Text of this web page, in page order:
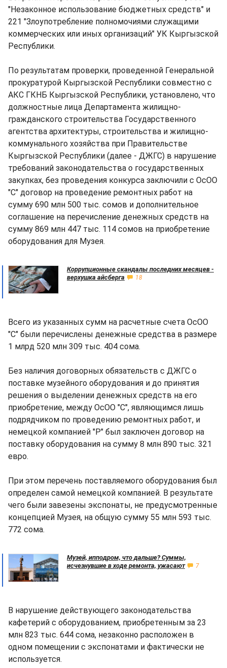
"Незаконное использование бюджетных средств" и
221 "Злоупотребление полномочиями служащими
коммерческих или иных организаций" УК Кыргызской
Республики.
По результатам проверки, проведенной Генеральной
прокуратурой Кыргызской Республики совместно с
АКС ГКНБ Кыргызской Республики, установлено, что
должностные лица Департамента жилищно-
гражданского строительства Государственного
агентства архитектуры, строительства и жилищно-
коммунального хозяйства при Правительстве
Кыргызской Республики (далее - ДЖГС) в нарушение
требований законодательства о государственных
закупках, без проведения конкурса заключили с ОсОО
"С" договор на проведение ремонтных работ на
сумму 690 млн 500 тыс. сомов и дополнительное
соглашение на перечисление денежных средств на
сумму 869 млн 447 тыс. 114 сомов на приобретение
оборудования для Музея.
Коррупционные скандалы последних месяцев -
верхушка айсберга
18
Всего из указанных сумм на расчетные счета ОсОО
"С" были перечислены денежные средства в размере
1 млрд 520 млн 309 тыс. 404 сома.
Без наличия договорных обязательств с ДЖГС о
поставке музейного оборудования и до принятия
решения о выделении денежных средств на его
приобретение, между ОсОО "С", являющимся лишь
подрядчиком по проведению ремонтных работ, и
немецкой компанией "Р" был заключен договор на
поставку оборудования на сумму 8 млн 890 тыс. 321
евро.
При этом перечень поставляемого оборудования был
определен самой немецкой компанией. В результате
чего были завезены экспонаты, не предусмотренные
концепцией Музея, на общую сумму 55 млн 593 тыс.
772 сома.
Музей, ипподром, что дальше? Суммы,
исчезнувшие в ходе ремонта, ужасают
7
В нарушение действующего законодательства
кафетерий с оборудованием, приобретенным за 23
млн 823 тыс. 644 сома, незаконно расположен в
одном помещении с экспонатами и фактически не
используется.